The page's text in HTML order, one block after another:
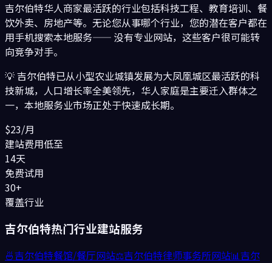
吉尔伯特华人商家最活跃的行业包括科技工程、教育培训、餐
饮外卖、房地产等。无论您从事哪个行业，您的潜在客户都在
用手机搜索本地服务—— 没有专业网站，这些客户很可能转
向竞争对手。
💡吉尔伯特已从小型农业城镇发展为大凤凰城区最活跃的科
技新城，人口增长率全美领先，华人家庭是主要迁入群体之
一，本地服务业市场正处于快速成长期。
$23/月
建站费用低至
14天
免费试用
30+
覆盖行业
吉尔伯特热门行业建站服务
🍜吉尔伯特餐馆/餐厅网站⚖️吉尔伯特律师事务所网站📊吉尔